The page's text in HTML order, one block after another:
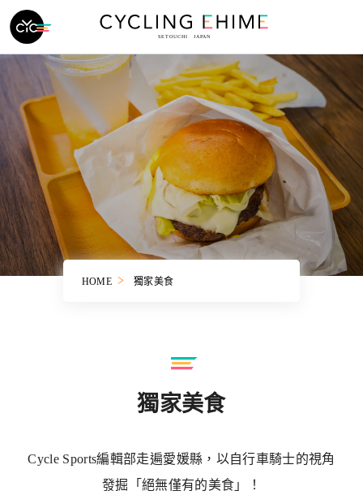
HOME 獨家美食
獨家美食
Cycle Sports編輯部走遍愛媛縣，以自行車騎士的視角
發掘「絕無僅有的美食」！